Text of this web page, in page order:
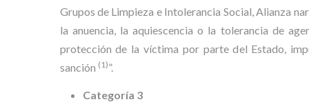
Grupos de Limpieza e Intolerancia Social, Alianza
la anuencia, la aquiescencia o la tolerancia de
protección de la víctima por parte del Estado,
sanción (1)”.
Categoría 3